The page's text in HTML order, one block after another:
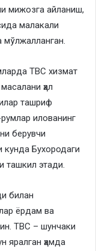
мижозга айланиш,
малакали
мўлжалланган.
TBC хизмат
ҳал
ташриф
илованинг
берувчи
кунда Бухородаги
ташкил этади.
билан
ёрдам ва
TBC – шунчаки
яралган ҳамда